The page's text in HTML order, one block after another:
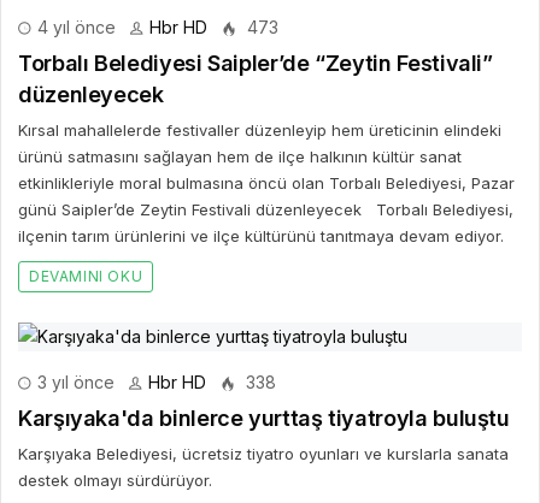
4 yıl önce Hbr HD 473
Torbalı Belediyesi Saipler’de “Zeytin Festivali”
düzenleyecek
Kırsal mahallelerde festivaller düzenleyip hem üreticinin elindeki
ürünü satmasını sağlayan hem de ilçe halkının kültür sanat
etkinlikleriyle moral bulmasına öncü olan Torbalı Belediyesi, Pazar
günü Saipler’de Zeytin Festivali düzenleyecek Torbalı Belediyesi,
ilçenin tarım ürünlerini ve ilçe kültürünü tanıtmaya devam ediyor.
DEVAMINI OKU
3 yıl önce Hbr HD 338
Karşıyaka'da binlerce yurttaş tiyatroyla buluştu
Karşıyaka Belediyesi, ücretsiz tiyatro oyunları ve kurslarla sanata
destek olmayı sürdürüyor.